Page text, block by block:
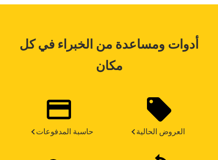
أدوات ومساعدة من الخبراء في كل
مكان
حاسبة المدفوعات العروض الحالية